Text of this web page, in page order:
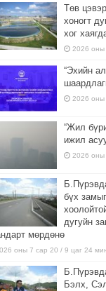
Төв
хоногт
хог
2026 оны
“Эхийн
2026 оны
“Жил
ижил
2026 оны
бүх
дугуйн
мөрдөнө
оны 7 сар 20 / 9 цаг 24
Бэлх,